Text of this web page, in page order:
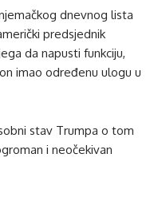
dnevnog lista
predsjednik
da napusti funkciju,
imao određenu ulogu u
stav Trumpa o tom
i neočekivan